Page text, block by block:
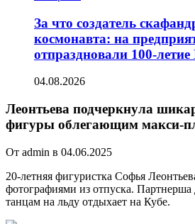
За что создатель
космонавта: на
отпраздновали 100-
04.08.2026
Леонтьева подчеркнула
фигуры облегающим макси-
От admin в 04.06.2025
20-летняя фигуристка Софья
фотографиями из отпуска.
танцам на льду отдыхает на Кубе.